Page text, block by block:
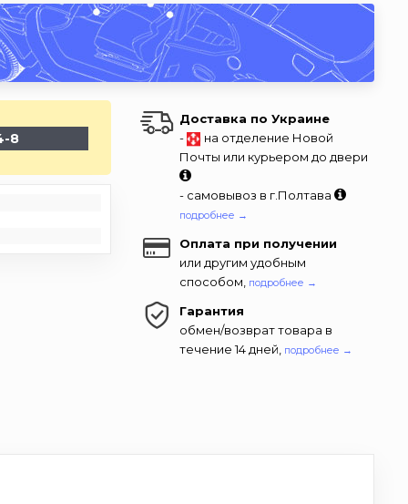
8
Доставка по Украине
-
на отделение Новой
Почты или курьером до двери
- самовывоз в г.Полтава
подробнее →
Оплата при получении
или другим удобным
способом, подробнее →
Гарантия
обмен/возврат товара в
течение 14 дней, подробнее →